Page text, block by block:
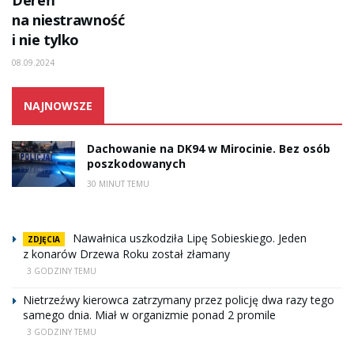
na niestrawność
i nie tylko
08.09.2024
NAJNOWSZE
Dachowanie na DK94 w Mirocinie. Bez osób
poszkodowanych
30 MINUT TEMU
ZDJĘCIA
Nawałnica uszkodziła Lipę Sobieskiego. Jeden
z konarów Drzewa Roku został złamany
3 GODZINY TEMU
Nietrzeźwy kierowca zatrzymany przez policję dwa razy tego
samego dnia. Miał w organizmie ponad 2 promile
3 GODZINY TEMU